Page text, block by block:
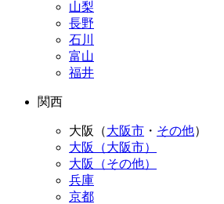
山梨
長野
石川
富山
福井
関西
大阪（大阪市 ・ その他）
大阪（大阪市）
大阪（その他）
兵庫
京都